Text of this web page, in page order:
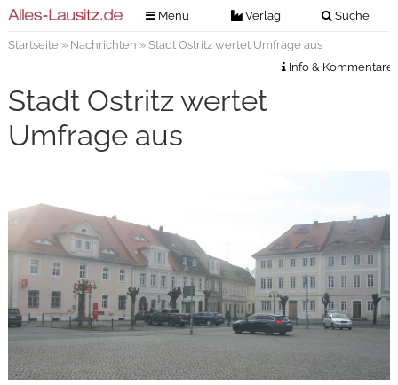
Menü Verlag Suche
Verlag
Kontakt
Impressum
Nachrichten
Digitale Ausgaben
Startseite» Nachrichten » Stadt Ostritz wertet Umfrage aus
Info & Kommentare
Stadt Ostritz wertet
Umfrage aus